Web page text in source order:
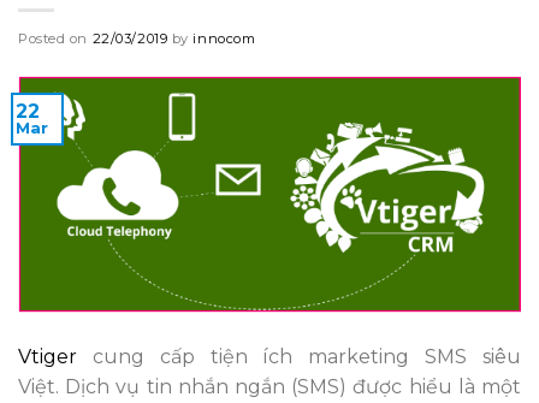
Posted on 22/03/2019 by innocom
22
Mar
Vtiger cung cấp tiện ích marketing SMS siêu
Việt. Dịch vụ tin nhắn ngắn (SMS) được hiểu là một